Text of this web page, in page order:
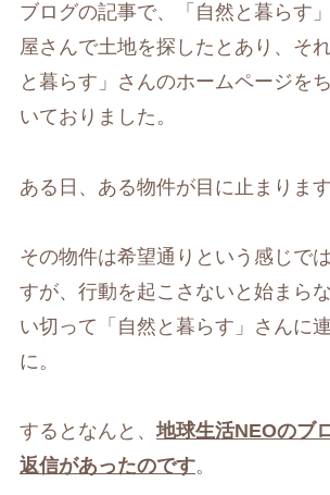
ブログの記事で、「自然と暮らす
屋さんで土地を探したとあり、そ
と暮らす」さんのホームページを
いておりました。
ある日、ある物件が目に止まります
その物件は希望通りという感じで
すが、行動を起こさないと始まら
い切って「自然と暮らす」さんに
に。
するとなんと、 地球生活NEOのブ
返信があったのです。